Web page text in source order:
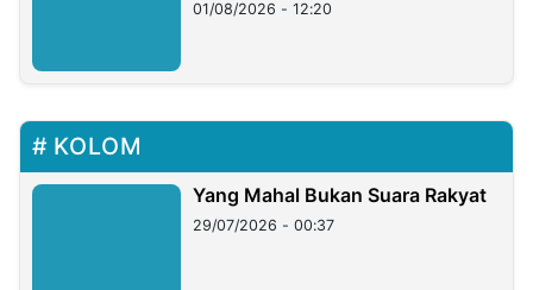
01/08/2026 - 12:20
KOLOM
Yang Mahal Bukan Suara Rakyat
29/07/2026 - 00:37